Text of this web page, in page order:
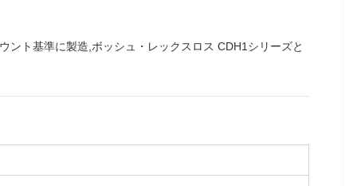
ト基準に製造,ボッシュ・レックスロス CDH1シリーズと